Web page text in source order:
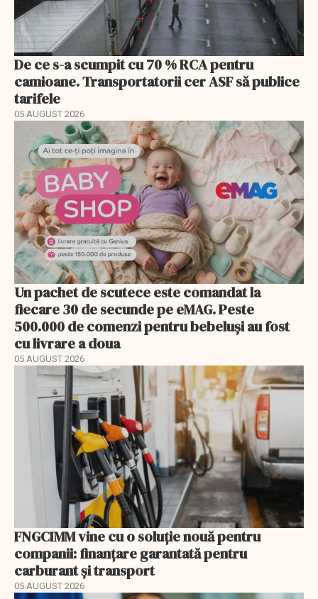
De ce s-a scumpit cu 70 % RCA pentru
camioane. Transportatorii cer ASF să publice
tarifele
05 AUGUST 2026
Un pachet de scutece este comandat la
fiecare 30 de secunde pe eMAG. Peste
500.000 de comenzi pentru bebeluși au fost
cu livrare a doua
05 AUGUST 2026
FNGCIMM vine cu o soluție nouă pentru
companii: finanțare garantată pentru
carburant și transport
05 AUGUST 2026